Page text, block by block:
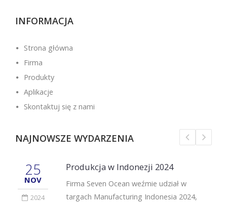
INFORMACJA
Strona główna
Firma
Produkty
Aplikacje
Skontaktuj się z nami
NAJNOWSZE WYDARZENIA
25
NOV
2024
Produkcja w Indonezji 2024
Firma Seven Ocean weźmie udział w
targach Manufacturing Indonesia 2024,